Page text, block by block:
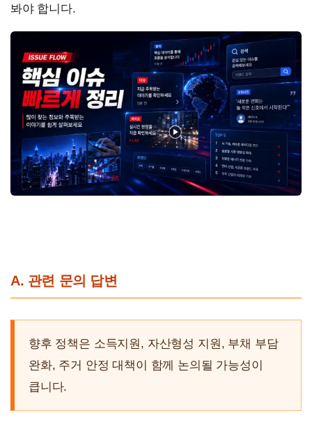
봐야 합니다.
A. 관련 문의 답변
향후 정책은 소득지원, 자산형성 지원, 부채 부담
완화, 주거 안정 대책이 함께 논의될 가능성이
큽니다.